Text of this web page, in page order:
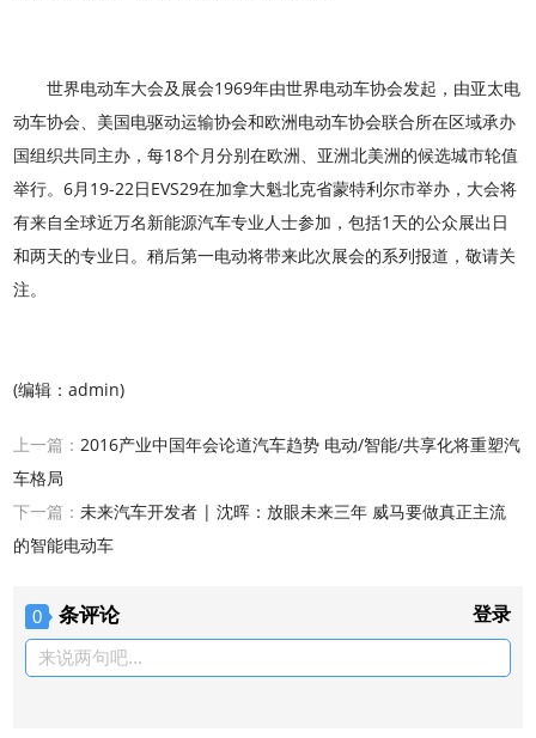
世界电动车大会及展会1969年由世界电动车协会发起，由亚太电
动车协会、美国电驱动运输协会和欧洲电动车协会联合所在区域承办
国组织共同主办，每18个月分别在欧洲、亚洲北美洲的候选城市轮值
举行。6月19-22日EVS29在加拿大魁北克省蒙特利尔市举办，大会将
有来自全球近万名新能源汽车专业人士参加，包括1天的公众展出日
和两天的专业日。稍后第一电动将带来此次展会的系列报道，敬请关
注。
(编辑：admin)
上一篇：2016产业中国年会论道汽车趋势 电动/智能/共享化将重塑汽
车格局
下一篇：未来汽车开发者 | 沈晖：放眼未来三年 威马要做真正主流
的智能电动车
0 条评论 登录
来说两句吧...